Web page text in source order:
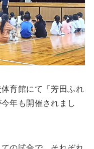
育館にて「芳田ふれ
年も開催されまし